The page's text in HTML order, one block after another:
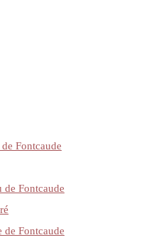
Fontcaude
de Fontcaude
de Fontcaude